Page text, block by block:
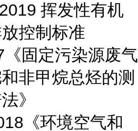
挥发性有机
控制标准
固定污染源废气
非甲烷总烃的测
》
《环境空气和